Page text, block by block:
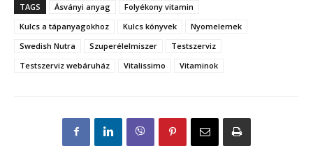
TAGS Ásványi anyag
Folyékony vitamin
Kulcs a tápanyagokhoz
Kulcs könyvek
Nyomelemek
Swedish Nutra
Szuperélelmiszer
Testszerviz
Testszerviz webáruház
Vitalissimo Vitaminok